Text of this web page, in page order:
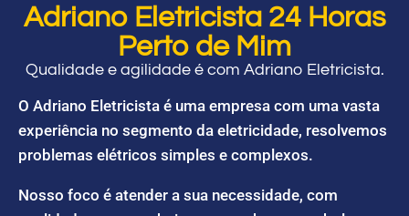
Adriano Eletricista 24 Horas
Perto de Mim
Qualidade e agilidade é com Adriano Eletricista.
O Adriano Eletricista é uma empresa com uma vasta
experiência no segmento da eletricidade, resolvemos
problemas elétricos simples e complexos.
Nosso foco é atender a sua necessidade, com